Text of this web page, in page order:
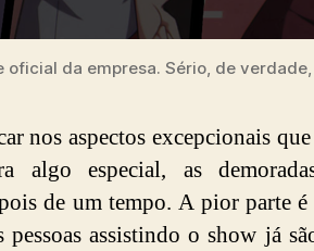
oficial da empresa. Sério, de verdade,
nos aspectos excepcionais
algo especial, as
de um tempo. A pior parte
pessoas assistindo o show já